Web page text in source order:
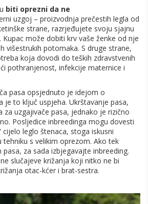
biti oprezni da ne
uzgoj – proizvodnja prečestih legla od
strane, razrjeđujete svoju sjajnu
Kupac može dobiti krv vaše ženke od nje
višestrukih potomaka. S druge strane,
koja dovodi do teških zdravstvenih
pothranjenost, infekcije maternice i
pasa opsjednuto je idejom o
je to ključ uspjeha. Ukrštavanje pasa,
uzgajivače pasa, jednako je rizično
Posljedice inbreedinga mogu dovesti
cijelo leglo štenaca, stoga iskusni
s velikim oprezom. Ako tek
za sada izbjegavajte inbreeding.
slučajeve križanja koji nitko ne bi
otac-kćer i brat-sestra.